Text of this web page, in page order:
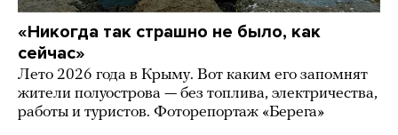
«Никогда так страшно не было, как
сейчас»
Лето 2026 года в Крыму. Вот каким его запомнят
жители полуострова — без топлива, электричества,
работы и туристов. Фоторепортаж «Берега»